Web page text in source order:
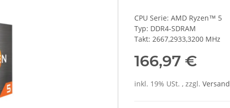
CPU Serie: AMD Ryzen™ 5
Typ: DDR4-SDRAM
Takt: 2667,2933,3200 MHz
166,97 €
inkl. 19% USt. , zzgl. Versand